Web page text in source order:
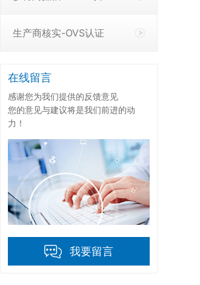
生产商核实-OVS认证
在线留言
感谢您为我们提供的反馈意见
您的意见与建议将是我们前进的动
力！
我要留言